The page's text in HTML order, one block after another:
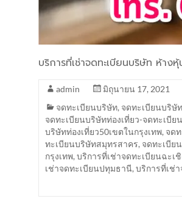
บริการที่เช่าจดทะเบียนบริษัท ห้าง
admin
มิถุนายน 17, 2021
จดทะเบียนบริษัท, จดทะเบียนบริษั
จดทะเบียนบริษัทท่องเที่ยว-จดทะเบีย
บริษัทท่องเที่ยว50เขตในกรุงเทพ, จด
ทะเบียนบริษัทสมุทรสาคร, จดทะเบีย
กรุงเทพ, บริการที่เช่าจดทะเบียนฉะเชิ
เช่าจดทะเบียนปทุมธานี, บริการที่เช่